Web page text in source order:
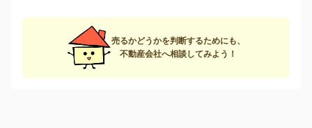
売るかどうかを判断するためにも、
不動産会社へ相談してみよう！